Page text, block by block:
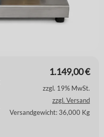
1.149,00€
zzgl. 19% MwSt.
zzgl. Versand
Versandgewicht: 36,000 Kg